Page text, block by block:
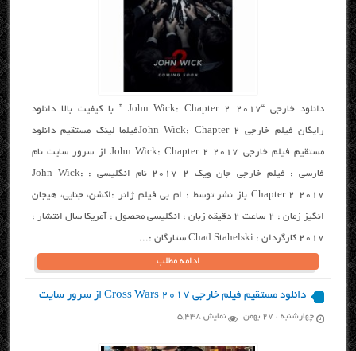
دانلود خارجی “John Wick: Chapter 2 2017 ” با کیفیت بالا دانلود
رایگان فیلم خارجی John Wick: Chapter 2فیلما لینک مستقیم دانلود
مستقیم فیلم خارجی John Wick: Chapter 2 2017 از سرور سایت نام
فارسی : فیلم خارجی جان ویک ۲ ۲۰۱۷ نام انگلیسی : John Wick:
Chapter 2 2017 باز نشر توسط : ام بی فیلم ژانر :اکشن، جنایی، هیجان
انگیز زمان : ۲ ساعت ۲ دقیقه زبان : انگلیسی محصول : آمریکا سال انتشار :
۲۰۱۷ کارگردان : Chad Stahelski ستارگان :...
ادامه مطلب
دانلود مستقیم فیلم خارجی Cross Wars 2017 از سرور سایت
چهارشنبه ، ۲۷ بهمن نمایش 5,438